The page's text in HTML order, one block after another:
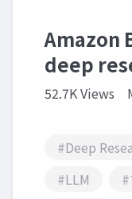
Amazon
deep
52.7K Views
#Deep
#LLM